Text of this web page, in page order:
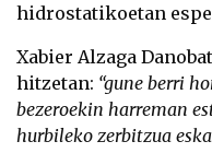
hidrostatikoetan
Xabier Alzaga
hitzetan: “gune berri
bezeroekin harreman
hurbileko zerbitzua